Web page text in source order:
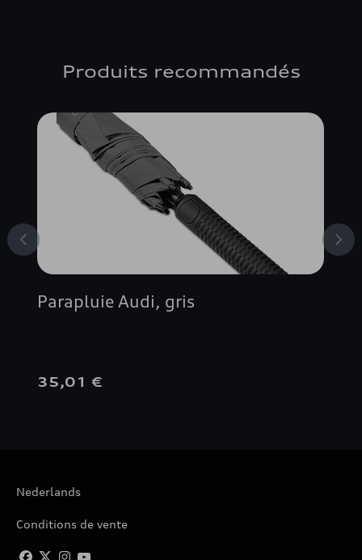
Produits recommandés
Parapluie Audi, gris
35,01 €
Nederlands
Conditions de vente